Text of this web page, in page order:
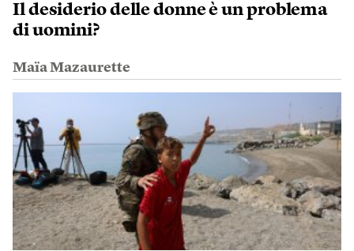
Il desiderio delle donne è un problema
di uomini?
Maïa Mazaurette